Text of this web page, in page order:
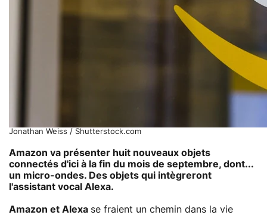
Jonathan Weiss / Shutterstock.com
Amazon va présenter huit nouveaux objets
connectés d'ici à la fin du mois de septembre, dont...
un micro-ondes. Des objets qui intègreront
l'assistant vocal Alexa.
Amazon et Alexa se fraient un chemin dans la vie